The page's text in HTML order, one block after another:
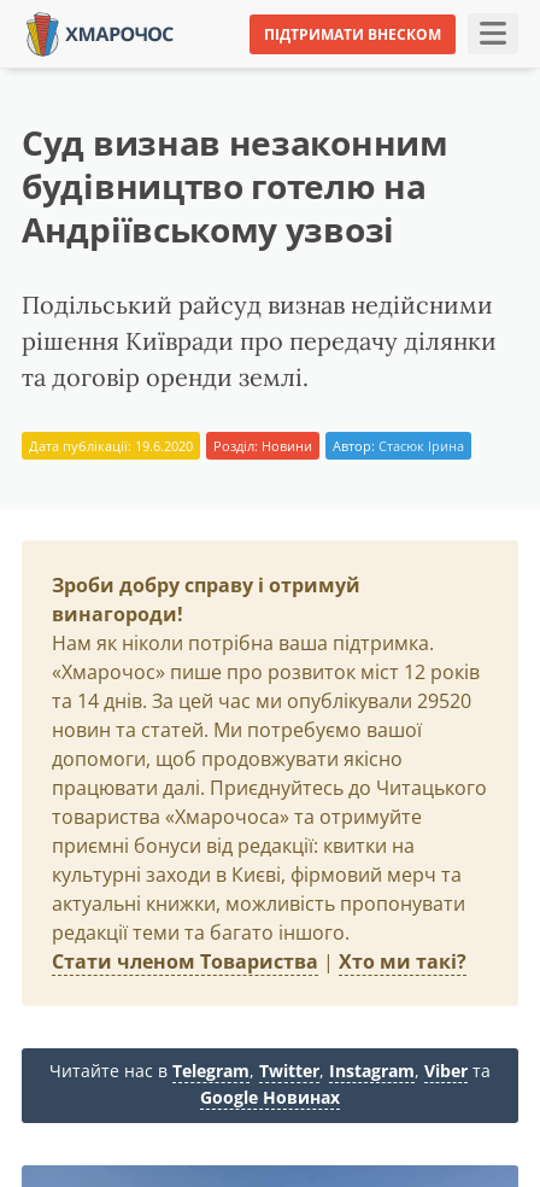
ПІДТРИМАТИ ВНЕСКОМ
Суд визнав незаконним
будівництво готелю на
Андріївському узвозі
Подільський райсуд визнав недійсними
рішення Київради про передачу ділянки
та договір оренди землі.
Дата публікації: 19.6.2020 Розділ: Новини Автор: Стасюк Ірина
Зроби добру справу і отримуй
винагороди!
Нам як ніколи потрібна ваша підтримка.
«Хмарочос» пише про розвиток міст 12 років
та 14 днів. За цей час ми опублікували 29520
новин та статей. Ми потребуємо вашої
допомоги, щоб продовжувати якісно
працювати далі. Приєднуйтесь до Читацького
товариства «Хмарочоса» та отримуйте
приємні бонуси від редакції: квитки на
культурні заходи в Києві, фірмовий мерч та
актуальні книжки, можливість пропонувати
редакції теми та багато іншого.
Стати членом Товариства | Хто ми такі?
Читайте нас в Telegram, Twitter, Instagram, Viber та
Google Новинах